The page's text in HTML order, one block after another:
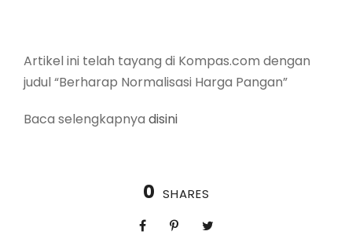
Artikel ini telah tayang di Kompas.com dengan
judul “Berharap Normalisasi Harga Pangan”
Baca selengkapnya disini
0 SHARES